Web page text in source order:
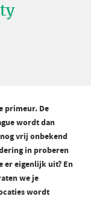
primeur. De
wordt dan
vrij onbekend
in proberen
er eigenlijk uit? En
we je
wordt